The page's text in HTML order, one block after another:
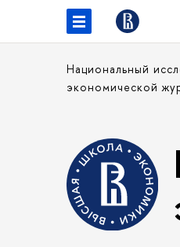
Национальный
экономической